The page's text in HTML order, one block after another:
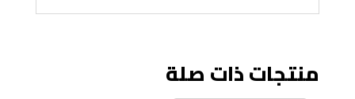
منتجات ذات صلة